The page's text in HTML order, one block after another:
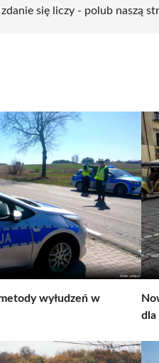
się liczy - polub naszą
wyłudzeń w
dla